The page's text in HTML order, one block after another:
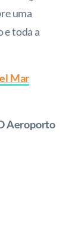
uma
e toda a
Mar
Aeroporto